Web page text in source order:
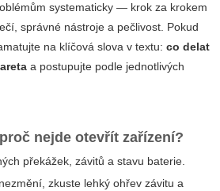
systematicky — krok za krokem
správné nástroje a pečlivost. Pokud
na klíčová slova v textu: co delat
a postupujte podle jednotlivých
nejde otevřít zařízení?
překážek, závitů a stavu baterie.
zkuste lehký ohřev závitu a